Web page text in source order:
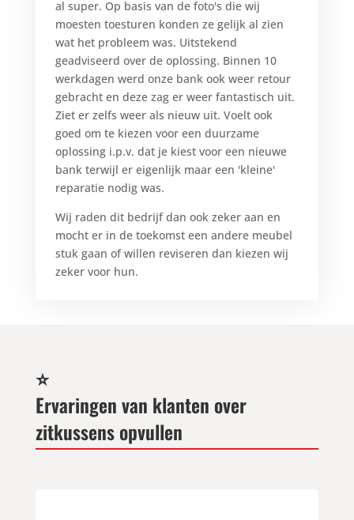
al super. Op basis van de foto's die wij
moesten toesturen konden ze gelijk al zien
wat het probleem was. Uitstekend
geadviseerd over de oplossing. Binnen 10
werkdagen werd onze bank ook weer retour
gebracht en deze zag er weer fantastisch uit.
Ziet er zelfs weer als nieuw uit. Voelt ook
goed om te kiezen voor een duurzame
oplossing i.p.v. dat je kiest voor een nieuwe
bank terwijl er eigenlijk maar een 'kleine'
reparatie nodig was.
Wij raden dit bedrijf dan ook zeker aan en
mocht er in de toekomst een andere meubel
stuk gaan of willen reviseren dan kiezen wij
zeker voor hun.
⭐
Ervaringen van klanten over
zitkussens opvullen